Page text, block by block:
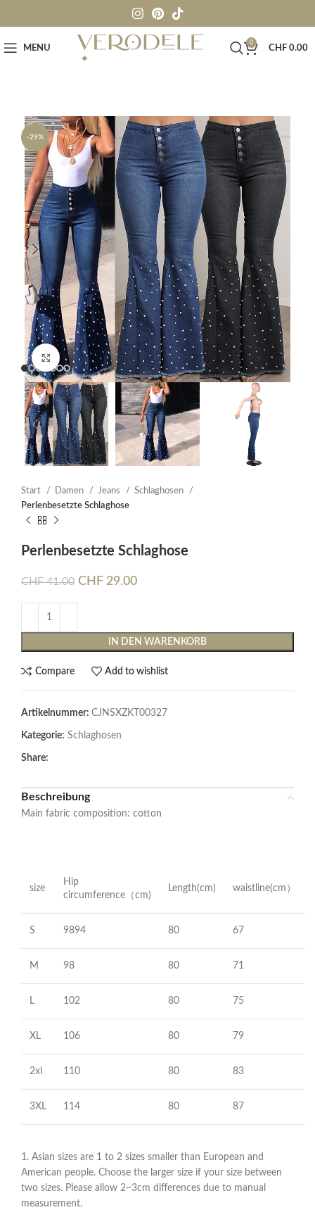
MENU
0
CHF 0.00
-29%
Click to enlarge
Start Damen Jeans
Schlaghosen
Perlenbesetzte Schlaghose
Perlenbesetzte Schlaghose
CHF41.00 CHF 29.00
IN DEN WARENKORB
Compare Add to wishlist
Artikelnummer: CJNSXZKT00327
Kategorie: Schlaghosen
Share:
Beschreibung
Main fabric composition: cotton
size
Hip
circumference（cm)
Length(cm) waistline(cm）
S 9894 80 67
M 98 80 71
L 102 80 75
XL 106 80 79
2xl 110 80 83
3XL 114 80 87
1. Asian sizes are 1 to 2 sizes smaller than European and
American people. Choose the larger size if your size between
two sizes. Please allow 2~3cm differences due to manual
measurement.